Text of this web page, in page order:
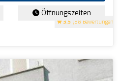
3.5 (88 Bewertungen)
Öffnungszeiten